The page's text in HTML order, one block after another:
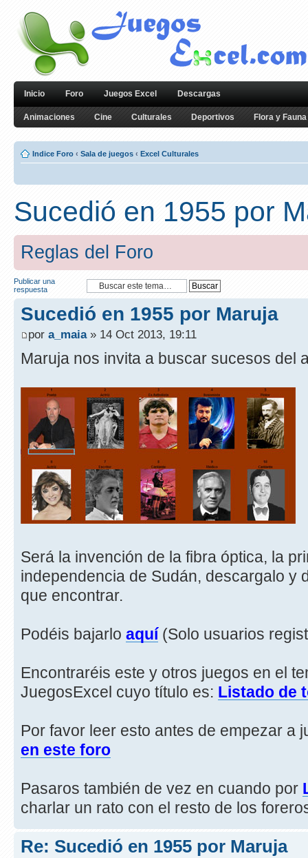
Inicio Foro Juegos Excel Descargas
Animaciones Cine Culturales Deportivos Flora y Fauna
Indice Foro ‹ Sala de juegos ‹ Excel Culturales
Sucedió en 1955 por
Reglas del Foro
Publicar una
respuesta
Sucedió en 1955 por Maruja
por a_maia» 14 Oct 2013, 19:11
Maruja nos invita a buscar sucesos del
Será la invención de la fibra óptica, la
independencia de Sudán, descargalo y
que encontrar.
Podéis bajarlo aquí(Solo usuarios
Encontraréis este y otros juegos en el
JuegosExcel cuyo título es: Listado de
Por favor leer esto antes de empezar a
en este foro
Pasaros también de vez en cuando por
charlar un rato con el resto de los
Re: Sucedió en 1955 por Maruja